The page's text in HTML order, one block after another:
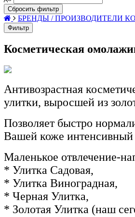
Сбросить фильтр
БРЕНДЫ / ПРОИЗВОДИТЕЛИ
Фильтр
Косметическая
Антивозрастная
улитки, выросшей из
Позволяет быстро
Вашей коже интенсивный
Маленькое отвлечение-
* Улитка Садовая,
* Улитка Виноградная,
* Черная Улитка,
* Золотая Улитка (наш